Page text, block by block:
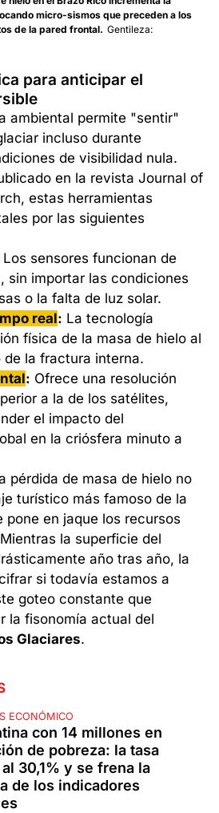
micro-sismos que preceden a los
de la pared frontal. Gentileza:
para anticipar el
ambiental permite "sentir"
incluso durante
de visibilidad nula.
en la revista Journal of
estas herramientas
por las siguientes
Los sensores funcionan de
sin importar las condiciones
o la falta de luz solar.
real: La tecnología
física de la masa de hielo al
la fractura interna.
: Ofrece una resolución
a la de los satélites,
el impacto del
en la criósfera minuto a
pérdida de masa de hielo no
turístico más famoso de la
pone en jaque los recursos
la superficie del
año tras año, la
si todavía estamos a
goteo constante que
la fisonomía actual del
Glaciares.
ECONÓMICO
con 14 millones en
de pobreza: la tasa
30,1% y se frena la
de los indicadores